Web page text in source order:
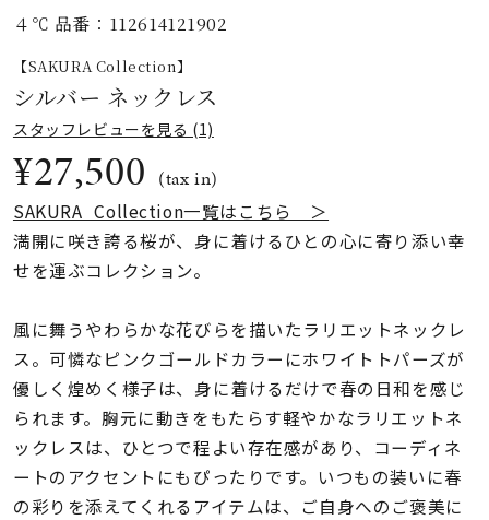
ファッションテイス
ト
着用シーン
コレクション
レディース
リングサイズ
～
メンズ
リングサイズ
～
４℃ 品番：112614121902
【SAKURA Collection】
シルバー ネックレス
スタッフレビューを見る (1)
¥27,500 (tax in)
SAKURA Collection一覧はこちら ＞
満開に咲き誇る桜が、身に着けるひとの心に寄り添い幸
せを運ぶコレクション。
風に舞うやわらかな花びらを描いたラリエットネックレ
ス。可憐なピンクゴールドカラーにホワイトトパーズが
優しく煌めく様子は、身に着けるだけで春の日和を感じ
られます。胸元に動きをもたらす軽やかなラリエットネ
ックレスは、ひとつで程よい存在感があり、コーディネ
ートのアクセントにもぴったりです。いつもの装いに春
の彩りを添えてくれるアイテムは、ご自身へのご褒美に